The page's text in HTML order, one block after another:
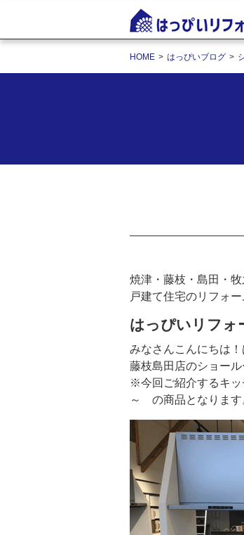
HOME はっぴいブログ
焼津・藤枝・島田・
戸建て住宅のリフォ
はっぴいリフォ
みなさんこんにちは
藤枝島田店のショー
※今回ご紹介するキッ
～ の商品となります